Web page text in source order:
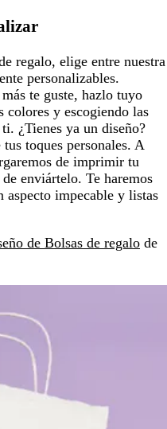
regalo, elige entre nuestra
personalizables.
te guste, hazlo tuyo
colores y escogiendo las
¿Tienes ya un diseño?
toques personales. A
de imprimir tu
enviártelo. Te haremos
aspecto impecable y listas
de Bolsas de regalo de